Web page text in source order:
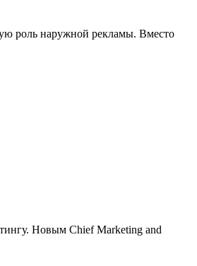
роль наружной рекламы. Вместо
Новым Chief Marketing and